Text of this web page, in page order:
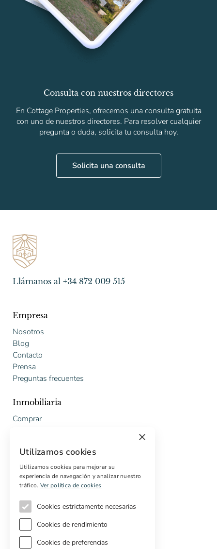
Consulta con nuestros directores
En Cottage Properties, ofrecemos una consulta gratuita
con uno de nuestros directores. Para resolver cualquier
pregunta o duda, solicita tu consulta hoy.
Solicita una consulta
Llámanos al +34 872 009 515
Empresa
Nosotros
Blog
Contacto
Prensa
Preguntas frecuentes
Inmobiliaria
Comprar
Presupuesto gratuito de rehabilitación
Servicios
Marketing digital
Propiedades off-market
Servicios para compradores
×
Utilizamos cookies
Utilizamos cookies para mejorar su
experiencia de navegación y analizar nuestro
tráfico. Ver política de cookies
Cookies estrictamente necesarias
Cookies de rendimiento
Cookies de preferencias